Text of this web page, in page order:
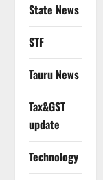
State News
STF
Tauru News
Tax&GST
update
Technology